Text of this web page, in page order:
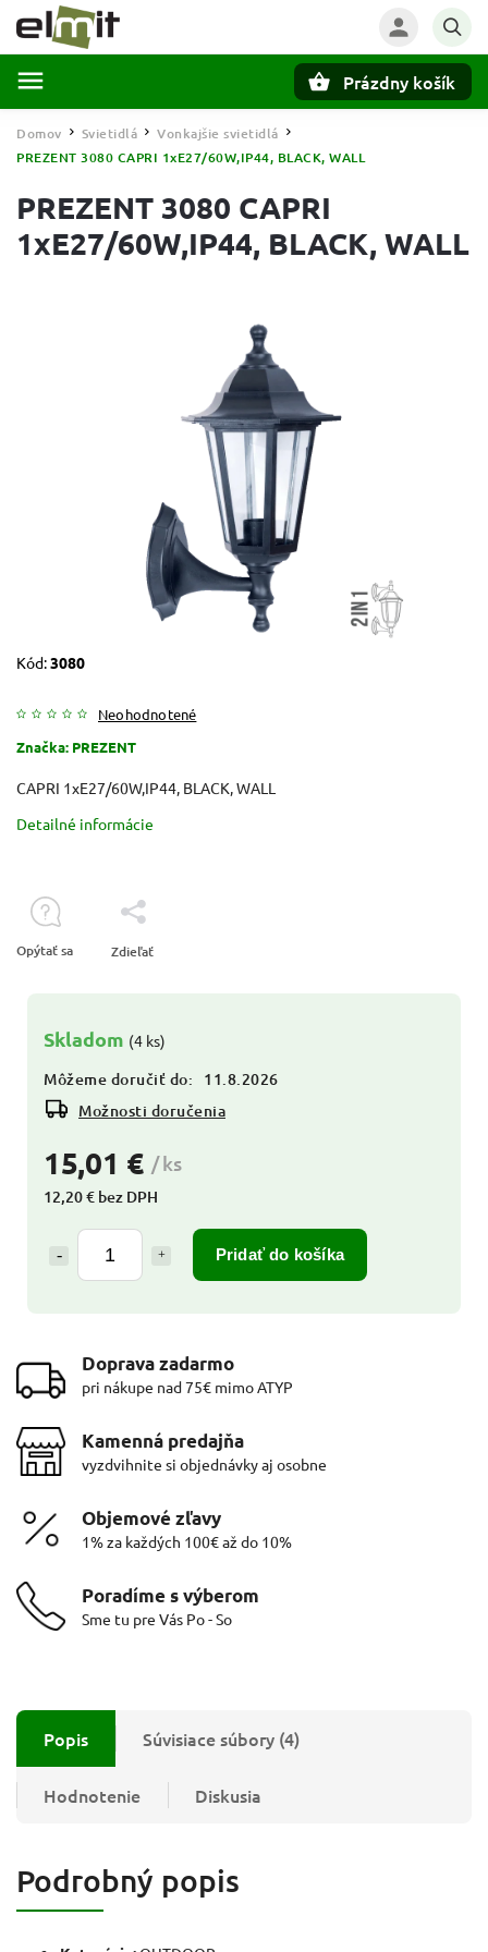
Prázdny košík
Domov / Svietidlá / Vonkajšie svietidlá /
PREZENT 3080 CAPRI 1xE27/60W,IP44, BLACK, WALL
PREZENT 3080 CAPRI
1xE27/60W,IP44, BLACK, WALL
Kód:3080
Neohodnotené
Značka: PREZENT
15,01 € / ks
12,20 € bez DPH
Pridať do košíka
Skladom (4 ks)
Môžeme doručiť do:
11.8.2026
Možnosti doručenia
CAPRI 1xE27/60W,IP44, BLACK, WALL
Detailné informácie
Opýtať sa Zdieľať
Doprava zadarmo
pri nákupe nad 75€ mimo ATYP
Kamenná predajňa
vyzdvihnite si objednávky aj osobne
Objemové zľavy
1% za každých 100€ až do 10%
Poradíme s výberom
Sme tu pre Vás Po - So
Popis Súvisiace súbory (4)
Hodnotenie Diskusia
Podrobný popis